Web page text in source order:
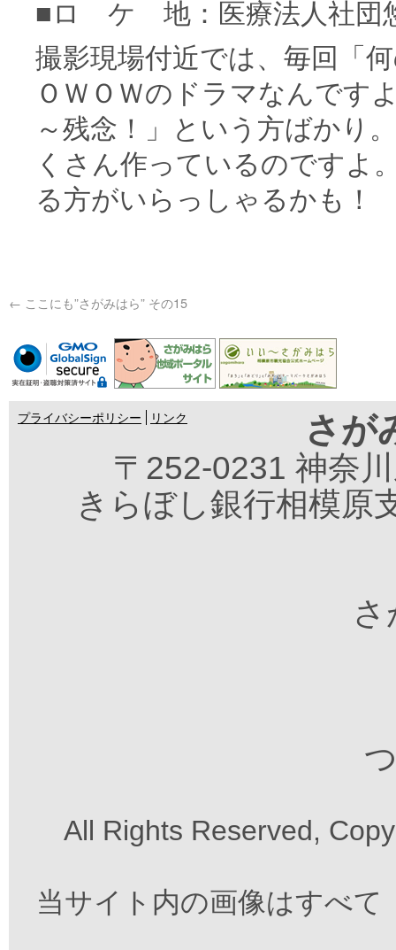
■ロ ケ 地：医療法人社
撮影現場付近では、毎回「
ＯＷＯＷのドラマなんです
～残念！」という方ばかり
くさん作っているのですよ
る方がいらっしゃるかも！
← ここにも”さがみはら” その15
プライバシーポリシー リンク さが
〒252-0231 神奈
きらぼし銀行相模原
All Rights Reserved,
当サイト内の画像はすべ